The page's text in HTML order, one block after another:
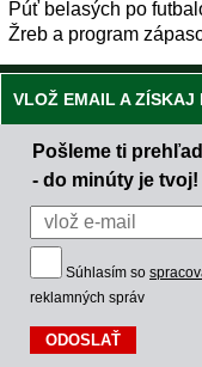
Púť belasých po
Žreb a program
VLOŽ EMAIL A ZÍSKAJ
Pošleme ti
- do minúty je tvoj!
Súhlasím so
reklamných správ